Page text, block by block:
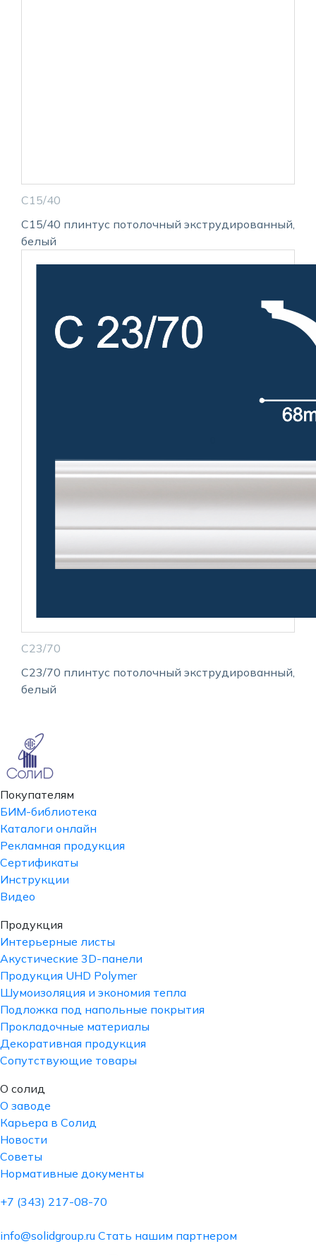
С15/40
С15/40 плинтус потолочный экструдированный,
белый
С23/70
С23/70 плинтус потолочный экструдированный,
белый
Покупателям
БИМ-библиотека
Каталоги онлайн
Рекламная продукция
Сертификаты
Инструкции
Видео
Продукция
Интерьерные листы
Акустические 3D-панели
Продукция UHD Polymer
Шумоизоляция и экономия тепла
Подложка под напольные покрытия
Прокладочные материалы
Декоративная продукция
Сопутствующие товары
О солид
О заводе
Карьера в Солид
Новости
Советы
Нормативные документы
+7 (343) 217-08-70
info@solidgroup.ru Стать нашим партнером